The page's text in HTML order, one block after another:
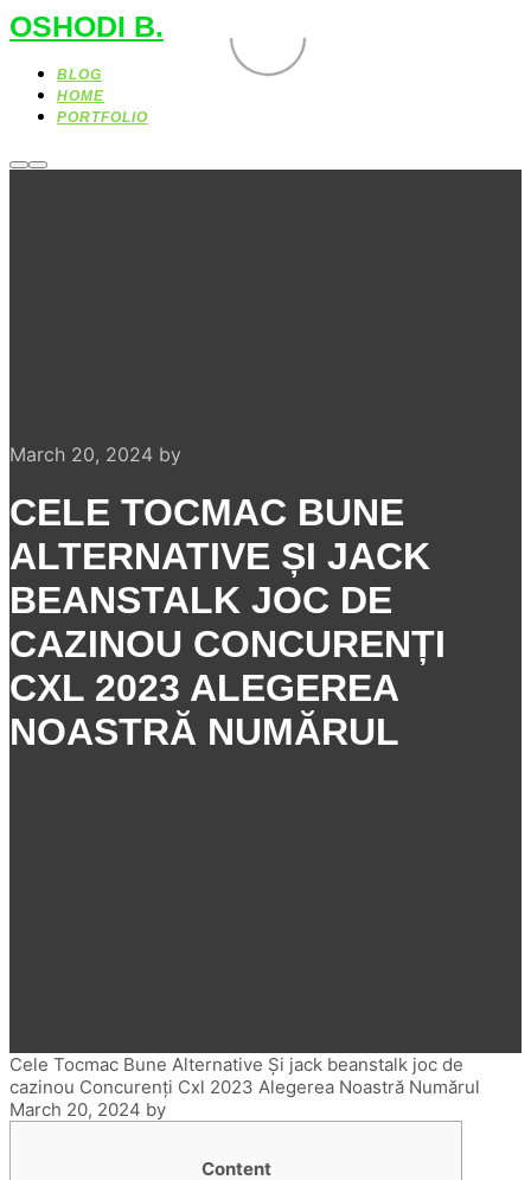
OSHODI B.
BLOG
HOME
PORTFOLIO
MoreMain
March 20, 2024 by
CELE TOCMAC BUNE
ALTERNATIVE ȘI JACK
BEANSTALK JOC DE
CAZINOU CONCURENȚI
CXL 2023 ALEGEREA
NOASTRĂ NUMĂRUL
Cele Tocmac Bune Alternative Și jack beanstalk joc de
cazinou Concurenți Cxl 2023 Alegerea Noastră Numărul
March 20, 2024 by
Content